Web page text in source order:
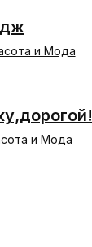
и Мода
и Мода